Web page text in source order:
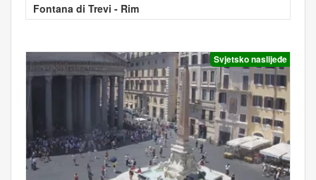
Fontana di Trevi - Rim
Svjetsko naslijeđe